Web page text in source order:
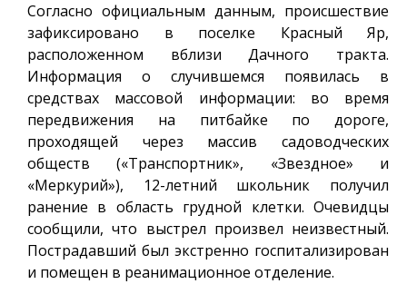
Согласно официальным данным, происшествие
зафиксировано в поселке Красный Яр,
расположенном вблизи Дачного тракта.
Информация о случившемся появилась в
средствах массовой информации: во время
передвижения на питбайке по дороге,
проходящей через массив садоводческих
обществ («Транспортник», «Звездное» и
«Меркурий»), 12-летний школьник получил
ранение в область грудной клетки. Очевидцы
сообщили, что выстрел произвел неизвестный.
Пострадавший был экстренно госпитализирован
и помещен в реанимационное отделение.